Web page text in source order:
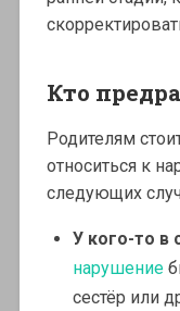
Кто
Родителям
относиться к
следующих
У кого-то в
нарушение
сестёр или